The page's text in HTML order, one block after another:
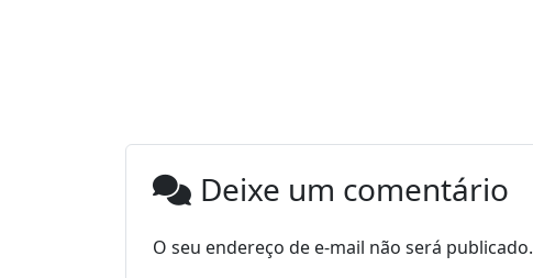
Deixe um comentário
O seu endereço de e-mail não será publicado.